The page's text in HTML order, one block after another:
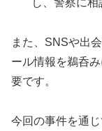
し、警察に相
また、SNSや出
ール情報を鵜呑
要です。
今回の事件を通